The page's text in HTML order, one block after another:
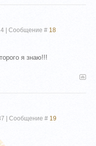
| Сообщение # 18
я знаю!!!
| Сообщение # 19